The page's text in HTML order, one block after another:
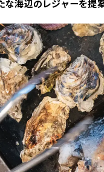
海辺のレジャーを提案